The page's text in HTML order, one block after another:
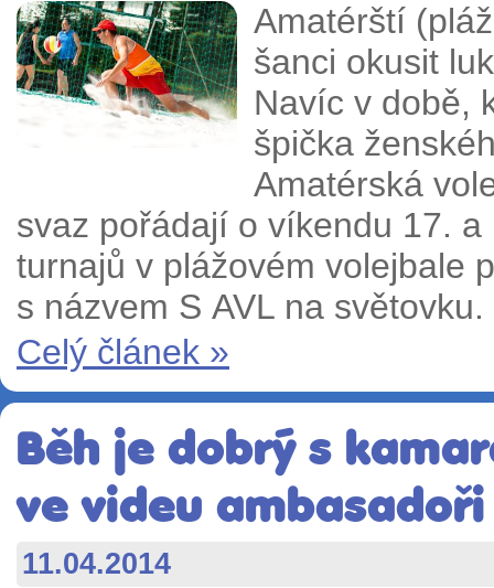
Amatérští
šanci okusit
Navíc v době,
špička
Amatérská
svaz pořádají o víkendu 17.
turnajů v plážovém volejbale
s názvem S AVL na světovku.
Celý článek »
Běh je dobrý s
ve videu ambasadoři
11.04.2014